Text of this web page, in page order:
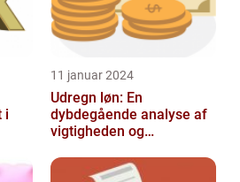
i
11 januar 2024
Udregn løn: En
dybdegående analyse af
vigtigheden og
lønudregninger